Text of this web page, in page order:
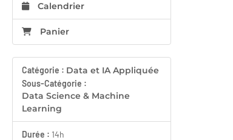
Calendrier
Panier
Catégorie : Data et IA Appliquée
Sous-Catégorie :
Data Science & Machine
Learning
Durée : 14h